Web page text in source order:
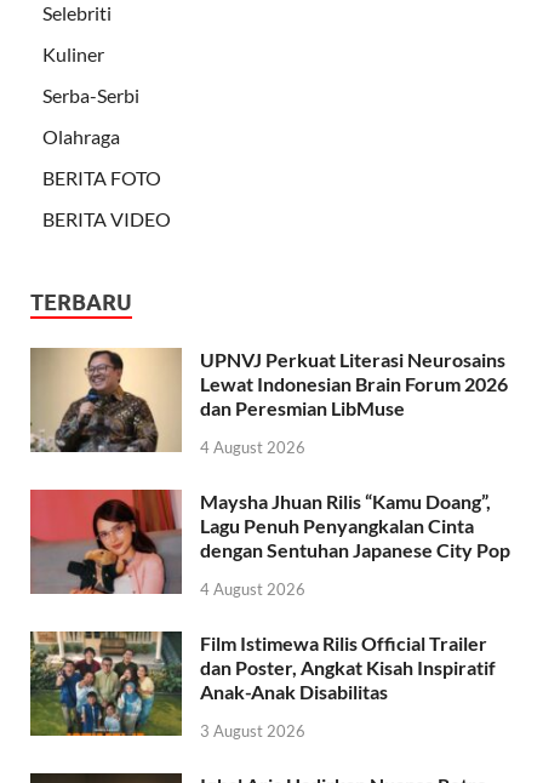
Selebriti
Kuliner
Serba-Serbi
Olahraga
BERITA FOTO
BERITA VIDEO
TERBARU
UPNVJ Perkuat Literasi Neurosains
Lewat Indonesian Brain Forum 2026
dan Peresmian LibMuse
4 August 2026
Maysha Jhuan Rilis “Kamu Doang”,
Lagu Penuh Penyangkalan Cinta
dengan Sentuhan Japanese City Pop
4 August 2026
Film Istimewa Rilis Official Trailer
dan Poster, Angkat Kisah Inspiratif
Anak-Anak Disabilitas
3 August 2026